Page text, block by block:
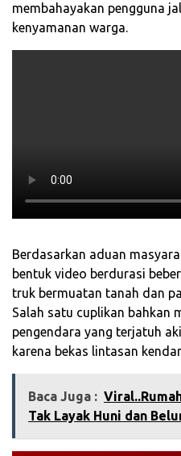
membahayakan pengguna
kenyamanan warga.
Berdasarkan aduan
bentuk video berdurasi
truk bermuatan tanah dan
Salah satu cuplikan bahkan
pengendara yang terjatuh
karena bekas lintasan
Baca Juga :
Tak Layak Huni dan